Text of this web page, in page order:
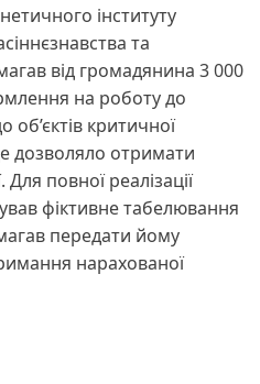
інституту
та
від громадянина 3 000
на роботу до
критичної
дозволяло отримати
Для повної реалізації
фіктивне табелювання
передати йому
нарахованої